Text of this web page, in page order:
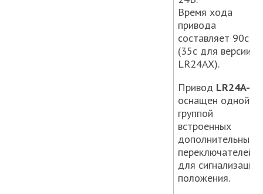
Время хода
привода
составляет 90с
(35с для версии
LR24AX).
Привод LR24A-S
оснащен одной
группой
встроенных
дополнительных
переключателей
для сигнализации
положения.